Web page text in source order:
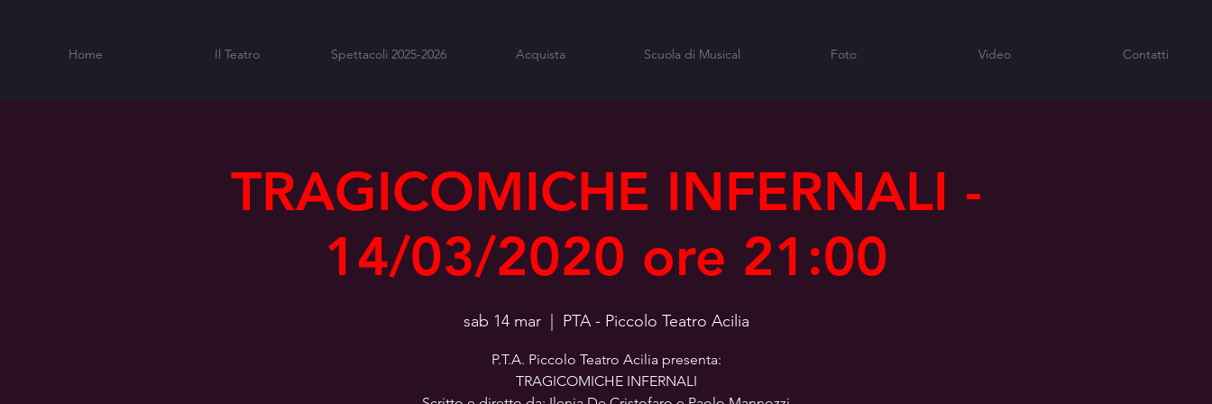
Home Il Teatro Spettacoli 2025-2026 Acquista Scuola di Musical Foto Video Contatti
TRAGICOMICHE INFERNALI -
14/03/2020 ore 21:00
sab 14 mar
  |
PTA - Piccolo Teatro Acilia
P.T.A. Piccolo Teatro Acilia presenta:
TRAGICOMICHE INFERNALI